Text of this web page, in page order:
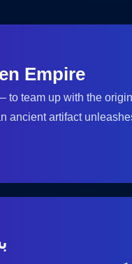
Empire
team up with the
ancient artifact